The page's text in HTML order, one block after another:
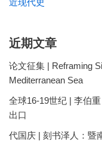
近现代史
近期文章
论文征集 | Reframing
Mediterranean Sea
全球16-19世纪 | 李伯
出口
代国庆 | 刻书泽人：暨